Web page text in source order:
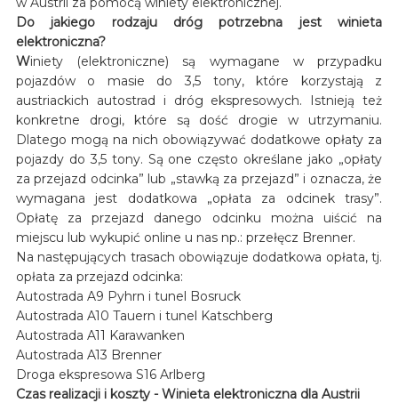
Do jakiego rodzaju dróg potrzebna jest winieta
elektroniczna?
Winiety (elektroniczne) są wymagane w przypadku
pojazdów o masie do 3,5 tony, które korzystają z
austriackich autostrad i dróg ekspresowych. Istnieją też
konkretne drogi, które są dość drogie w utrzymaniu.
Dlatego mogą na nich obowiązywać dodatkowe opłaty za
pojazdy do 3,5 tony. Są one często określane jako „opłaty
za przejazd odcinka” lub „stawką za przejazd” i oznacza, że
wymagana jest dodatkowa „opłata za odcinek trasy”.
Opłatę za przejazd danego odcinku można uiścić na
miejscu lub wykupić online u nas np.: przełęcz Brenner.
Na następujących trasach obowiązuje dodatkowa opłata, tj.
opłata za przejazd odcinka:
Autostrada A9 Pyhrn i tunel Bosruck
Autostrada A10 Tauern i tunel Katschberg
Autostrada A11 Karawanken
Autostrada A13 Brenner
Droga ekspresowa S16 Arlberg
Czas realizacji i koszty - Winieta elektroniczna dla Austrii